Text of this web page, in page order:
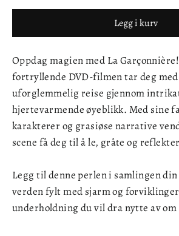
Legg i kurv
Oppdag magien med La
fortryllende DVD-filmen tar deg med
uforglemmelig reise gjennom
hjertevarmende øyeblikk. Med sine
karakterer og grasiøse narrative
scene få deg til å le, gråte og
Legg til denne perlen i samlingen din
verden fylt med sjarm og
underholdning du vil dra nytte av om